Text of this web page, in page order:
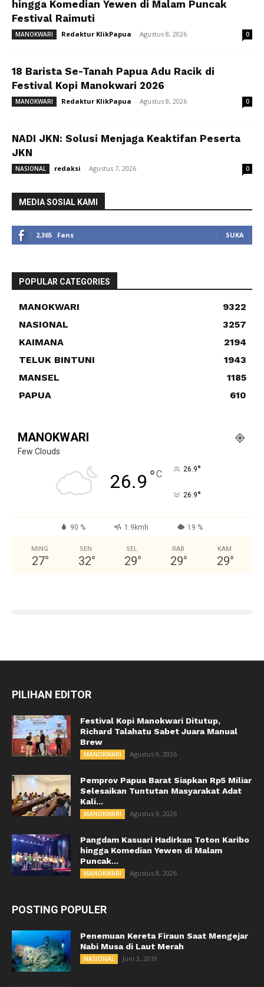
hingga Komedian Yewen di Malam Puncak
Festival Raimuti
MANOKWARI Redaktur KlikPapua - Agustus 8, 2026 0
18 Barista Se-Tanah Papua Adu Racik di
Festival Kopi Manokwari 2026
MANOKWARI Redaktur KlikPapua - Agustus 8, 2026 0
NADI JKN: Solusi Menjaga Keaktifan Peserta
JKN
NASIONAL redaksi - Agustus 7, 2026 0
MEDIA SOSIAL KAMI
2,365 Fans SUKA
POPULAR CATEGORIES
MANOKWARI
9322
NASIONAL
3257
KAIMANA
2194
TELUK BINTUNI
1943
MANSEL
1185
PAPUA
610
MANOKWARI
Few Clouds
26.9 °C 26.9°
26.9°
90 % 1.9kmh 19 %
MING
27°
SEN
32°
SEL
29°
RAB
29°
KAM
29°
PILIHAN EDITOR
Festival Kopi Manokwari Ditutup,
Richard Talahatu Sabet Juara Manual
Brew
MANOKWARI Agustus 9, 2026
Pemprov Papua Barat Siapkan Rp5 Miliar
Selesaikan Tuntutan Masyarakat Adat
Kali...
MANOKWARI Agustus 9, 2026
Pangdam Kasuari Hadirkan Toton Karibo
hingga Komedian Yewen di Malam
Puncak...
MANOKWARI Agustus 8, 2026
POSTING POPULER
Penemuan Kereta Firaun Saat Mengejar
Nabi Musa di Laut Merah
NASIONAL Juni 3, 2019